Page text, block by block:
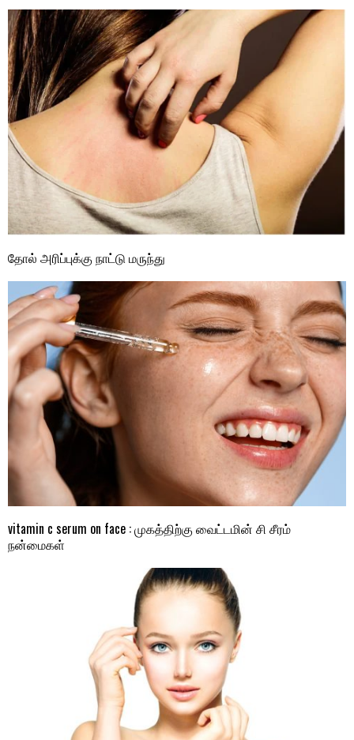
தோல் அரிப்புக்கு நாட்டு மருந்து
vitamin c serum on face : முகத்திற்கு வைட்டமின் சி சீரம்
நன்மைகள்